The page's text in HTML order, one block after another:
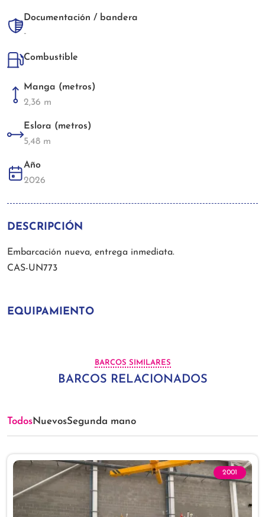
Documentación / bandera
-
Combustible
Manga (metros)
2,36 m
Eslora (metros)
5,48 m
Año
2026
DESCRIPCIÓN
Embarcación nueva, entrega inmediata.
CAS-UN773
EQUIPAMIENTO
BARCOS SIMILARES
BARCOS RELACIONADOS
TodosNuevosSegunda mano
2001